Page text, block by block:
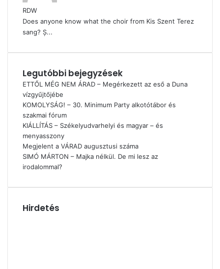
RDW
Does anyone know what the choir from Kis Szent Terez
sang? Ș...
Legutóbbi bejegyzések
ETTŐL MÉG NEM ÁRAD – Megérkezett az eső a Duna
vízgyűjtőjébe
KOMOLYSÁG! – 30. Minimum Party alkotótábor és
szakmai fórum
KIÁLLÍTÁS – Székelyudvarhelyi és magyar – és
menyasszony
Megjelent a VÁRAD augusztusi száma
SIMÓ MÁRTON – Majka nélkül. De mi lesz az
irodalommal?
Hirdetés